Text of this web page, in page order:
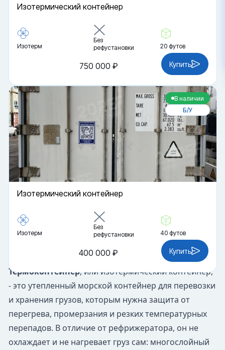
Изотермический контейнер
Изотерм
Без
рефустановки
20 футов
750 000 ₽ Купить
В наличии
Б/У
Изотермический контейнер
Изотерм
Без
рефустановки
40 футов
400 000 ₽ Купить
Термоконтейнер, или изотермический контейнер,
- это утепленный морской контейнер для перевозки
и хранения грузов, которым нужна защита от
перегрева, промерзания и резких температурных
перепадов. В отличие от рефрижератора, он не
охлаждает и не нагревает груз сам: многослойный